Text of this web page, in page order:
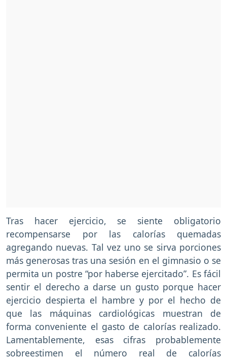
Tras hacer ejercicio, se siente obligatorio
recompensarse por las calorías quemadas
agregando nuevas. Tal vez uno se sirva porciones
más generosas tras una sesión en el gimnasio o se
permita un postre “por haberse ejercitado”. Es fácil
sentir el derecho a darse un gusto porque hacer
ejercicio despierta el hambre y por el hecho de
que las máquinas cardiológicas muestran de
forma conveniente el gasto de calorías realizado.
Lamentablemente, esas cifras probablemente
sobreestimen el número real de calorías